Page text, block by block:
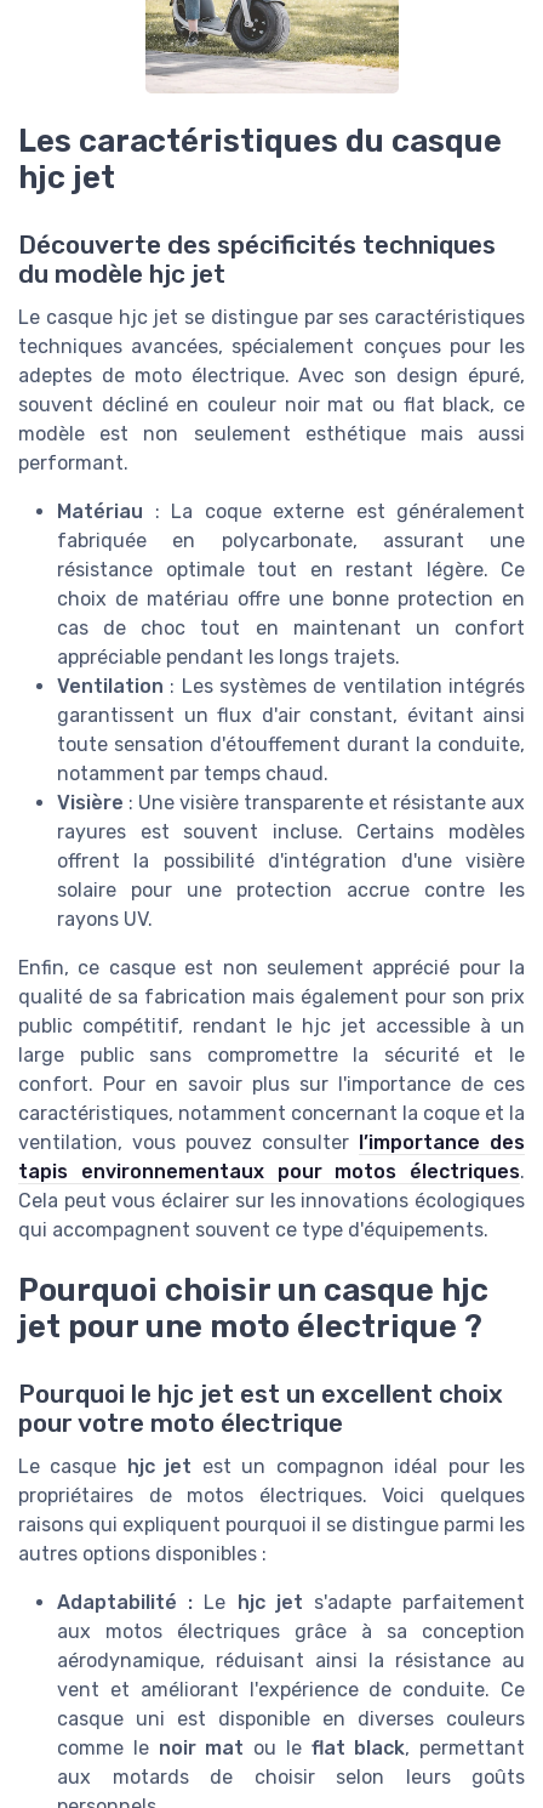
Les caractéristiques du casque
hjc jet
Découverte des spécificités techniques
du modèle hjc jet
Le casque hjc jet se distingue par ses caractéristiques
techniques avancées, spécialement conçues pour les
adeptes de moto électrique. Avec son design épuré,
souvent décliné en couleur noir mat ou flat black, ce
modèle est non seulement esthétique mais aussi
performant.
Matériau : La coque externe est généralement
fabriquée en polycarbonate, assurant une
résistance optimale tout en restant légère. Ce
choix de matériau offre une bonne protection en
cas de choc tout en maintenant un confort
appréciable pendant les longs trajets.
Ventilation : Les systèmes de ventilation intégrés
garantissent un flux d'air constant, évitant ainsi
toute sensation d'étouffement durant la conduite,
notamment par temps chaud.
Visière : Une visière transparente et résistante aux
rayures est souvent incluse. Certains modèles
offrent la possibilité d'intégration d'une visière
solaire pour une protection accrue contre les
rayons UV.
Enfin, ce casque est non seulement apprécié pour la
qualité de sa fabrication mais également pour son prix
public compétitif, rendant le hjc jet accessible à un
large public sans compromettre la sécurité et le
confort. Pour en savoir plus sur l'importance de ces
caractéristiques, notamment concernant la coque et la
ventilation, vous pouvez consulter l’importance des
tapis environnementaux pour motos électriques.
Cela peut vous éclairer sur les innovations écologiques
qui accompagnent souvent ce type d'équipements.
Pourquoi choisir un casque hjc
jet pour une moto électrique ?
Pourquoi le hjc jet est un excellent choix
pour votre moto électrique
Le casque hjc jet est un compagnon idéal pour les
propriétaires de motos électriques. Voici quelques
raisons qui expliquent pourquoi il se distingue parmi les
autres options disponibles :
Adaptabilité : Le hjc jet s'adapte parfaitement
aux motos électriques grâce à sa conception
aérodynamique, réduisant ainsi la résistance au
vent et améliorant l'expérience de conduite. Ce
casque uni est disponible en diverses couleurs
comme le noir mat ou le flat black, permettant
aux motards de choisir selon leurs goûts